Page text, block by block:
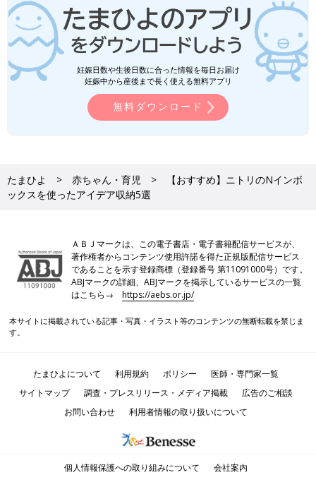
妊娠日数や生後日数に合った情報を毎日お届け
妊娠中から産後まで長く使える無料アプリ
無料ダウンロード
たまひよ 赤ちゃん・育児
【おすすめ】ニトリのNインボ
ックスを使ったアイデア収納5選
ＡＢＪマークは、この電子書店・電子書籍配信サービスが、
著作権者からコンテンツ使用許諾を得た正規版配信サービス
であることを示す登録商標（登録番号 第11091000号）です。
ABJマークの詳細、ABJマークを掲示しているサービスの一覧
はこちら→https://aebs.or.jp/
本サイトに掲載されている記事・写真・イラスト等のコンテンツの無断転載を禁じま
す。
たまひよについて 利用規約 ポリシー
医師・専門家一覧
サイトマップ
調査・プレスリリース・メディア掲載
広告のご相談
お問い合わせ
利用者情報の取り扱いについて
個人情報保護への取り組みについて 会社案内